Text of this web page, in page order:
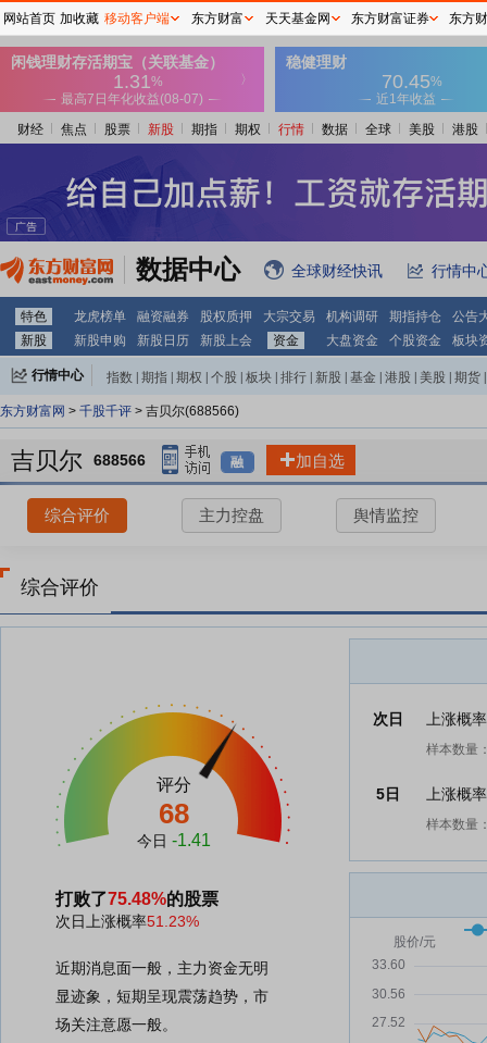
财经 焦点 股票 新股 期指 期权 行情 数据 全球 美股 港股
数据中心 全球财经快讯 行情中
特色 龙虎榜单 融资融券 股权质押 大宗交易 机构调研 期指持仓
公告
新股
新股申购 新股日历 新股上会 资金 大盘资金 个股资金 板块
行情中心 指数 期指 期权 个股 板块 排行 新股 基金 港股 美股 期货
东方财富网 > 千股千评 > 吉贝尔(688566)
吉贝尔 688566 融 加自选
综合评价 主力控盘 舆情监控
综合评价
评分
68
今日 -1.41
打败了75.48%的股票
次日上涨概率51.23%
近期消息面一般，主力资金无明
显迹象，短期呈现震荡趋势，市
场关注意愿一般。
次日 上涨概
样本数量
5日 上涨概
样本数量
网站首页 加收藏 移动客户端 东方财富 天天基金网 东方财富证券 东方